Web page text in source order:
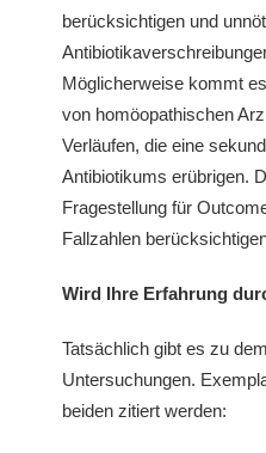
berücksichtigen und
Möglicherweise kommt
von homöopathischen
Verläufen, die eine
Antibiotikums erübrigen.
Fragestellung für
Fallzahlen
Wird Ihre Erfahrung
Tatsächlich gibt es zu
Untersuchungen.
beiden zitiert werden: